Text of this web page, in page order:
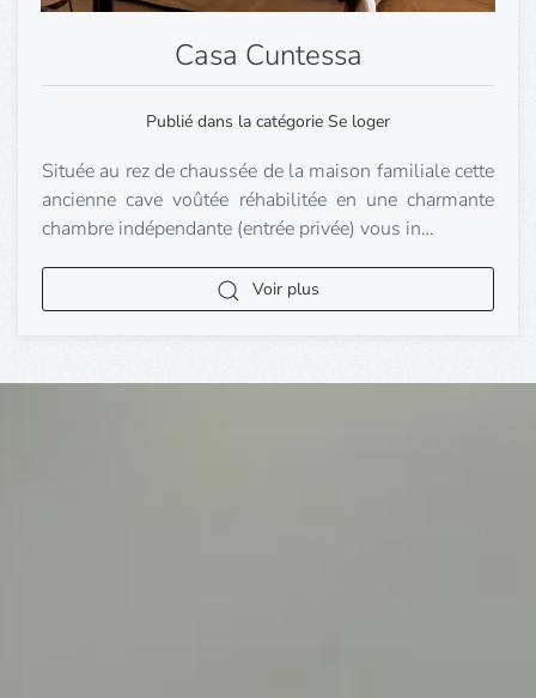
Casa Cuntessa
Publié dans la catégorie Se loger
Située au rez de chaussée de la maison familiale cette
ancienne cave voûtée réhabilitée en une charmante
chambre indépendante (entrée privée) vous in…
Voir plus